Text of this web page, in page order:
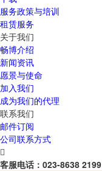
服务政策与培训
租赁服务
关于我们
畅博介绍
新闻资讯
愿景与使命
加入我们
成为我们的代理
联系我们
邮件订阅
公司联系方式

客服电话： 023-8638 2199